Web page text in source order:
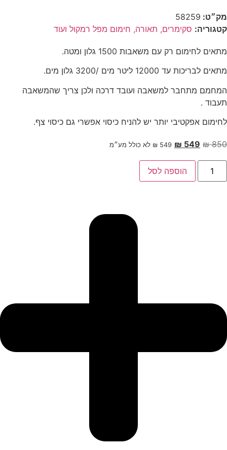
מק״ט: 58259
קטגוריה: סקימרים, תאורה, חימום מפל רמקול ועוד
מתאים לחימום רק עם משאבות 1500 גלון ומטה.
מתאים לבריכות עד 12000 ליטר מים /3200 גלון מים.
המחמם מתחבר למשאבה ועובד דרכה ולכן צריך שהמשאבה
תעבוד .
לחימום אפקטיבי יותר יש להניח כיסוי אפשרי גם כיסוי צף.
₪850
המחיר
₪ 850.
₪ 549
המחיר
הוא:
₪ 549.
₪ 549 לא כולל מע״מ
כמות
מחמם
הוספה לסל